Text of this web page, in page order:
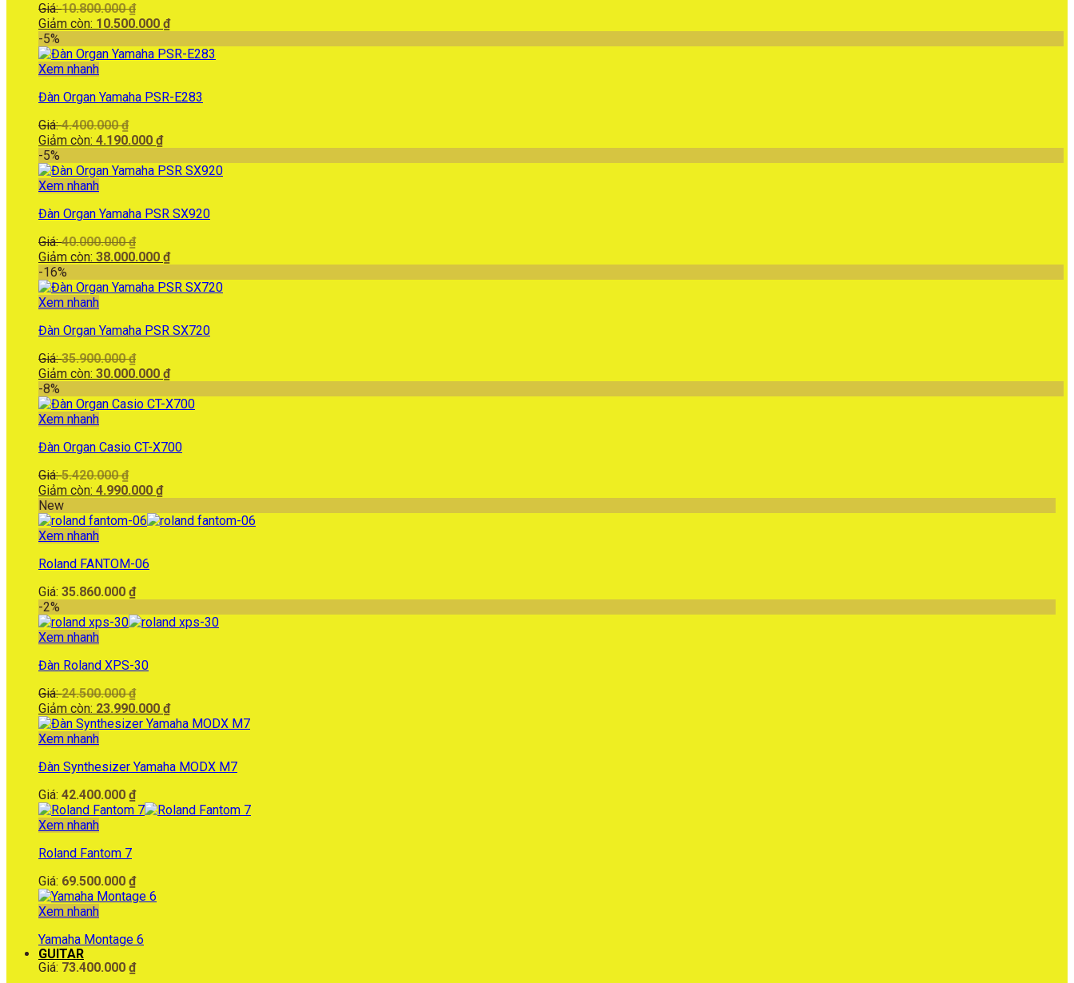
Giá:10.800.000₫
gốc
10.800.000 ₫.
Giảm còn: 10.500.000 ₫Giá
tại
-5%
Xem nhanh
Đàn Organ Yamaha PSR-E283
Giá:4.400.000₫
gốc
4.400.000 ₫.
Giảm còn: 4.190.000 ₫Giá
tại
-5%
Xem nhanh
Đàn Organ Yamaha PSR SX920
Giá:40.000.000₫
gốc
40.000.000 ₫.
Giảm còn: 38.000.000 ₫Giá
tại
-16%
Xem nhanh
Đàn Organ Yamaha PSR SX720
Giá:35.900.000₫
gốc
35.900.000 ₫.
Giảm còn: 30.000.000 ₫Giá
tại
-8%
Xem nhanh
Đàn Organ Casio CT-X700
Giá:5.420.000₫
gốc
5.420.000 ₫.
Giảm còn: 4.990.000 ₫Giá
tại
New
Xem nhanh
Roland FANTOM-06
Giá: 35.860.000 ₫
-2%
Xem nhanh
Đàn Roland XPS-30
Giá:24.500.000₫
gốc
là:
Giảm còn: 23.990.000 ₫Giá
hiện
23.990.000 ₫.
Xem nhanh
Đàn Synthesizer Yamaha MODX M7
Giá: 42.400.000 ₫
Xem nhanh
Roland Fantom 7
Giá: 69.500.000 ₫
Xem nhanh
Yamaha Montage 6
Giá: 73.400.000 ₫
GUITAR